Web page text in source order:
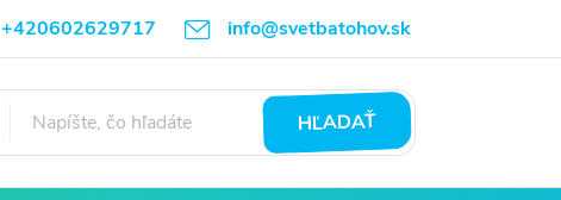
+420602629717 info@svetbatohov.sk
Všetko o Nákupu Napíšte nám Reklamácia bez starostí
HĽADAŤ